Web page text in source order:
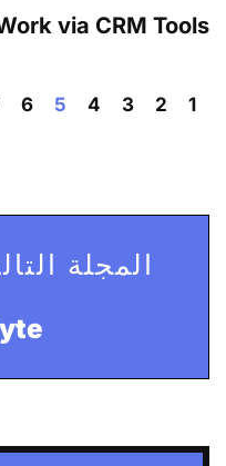
via CRM Tools?
1
2
3
4
5
6
المجلة